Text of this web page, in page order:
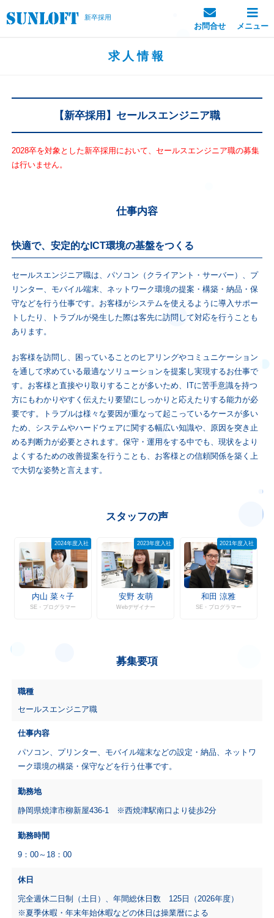
新卒採用
メニュー
お問合せ
求人情報
【新卒採用】セールスエンジニア職
2028卒を対象とした新卒採用において、セールスエンジニア職の募集
は行いません。
仕事内容
快適で、安定的なICT環境の基盤をつくる
セールスエンジニア職は、パソコン（クライアント・サーバー）、プ
リンター、モバイル端末、ネットワーク環境の提案・構築・納品・保
守などを行う仕事です。お客様がシステムを使えるように導入サポー
トしたり、トラブルが発生した際は客先に訪問して対応を行うことも
あります。
お客様を訪問し、困っていることのヒアリングやコミュニケーション
を通して求めている最適なソリューションを提案し実現するお仕事で
す。お客様と直接やり取りすることが多いため、ITに苦手意識を持つ
方にもわかりやすく伝えたり要望にしっかりと応えたりする能力が必
要です。トラブルは様々な要因が重なって起こっているケースが多い
ため、システムやハードウェアに関する幅広い知識や、原因を突き止
める判断力が必要とされます。保守・運用をする中でも、現状をより
よくするための改善提案を行うことも、お客様との信頼関係を築く上
で大切な姿勢と言えます。
スタッフの声
2024年度入社
内山 菜々子
SE・プログラマー
2023年度入社
安野 友萌
Webデザイナー
2021年度入社
和田 涼雅
SE・プログラマー
募集要項
職種
セールスエンジニア職
仕事内容
パソコン、プリンター、モバイル端末などの設定・納品、ネットワ
ーク環境の構築・保守などを行う仕事です。
勤務地
静岡県焼津市柳新屋436-1 ※西焼津駅南口より徒歩2分
勤務時間
9：00～18：00
休日
完全週休二日制（土日）、年間総休日数 125日（2026年度）
※夏季休暇・年末年始休暇などの休日は操業暦による